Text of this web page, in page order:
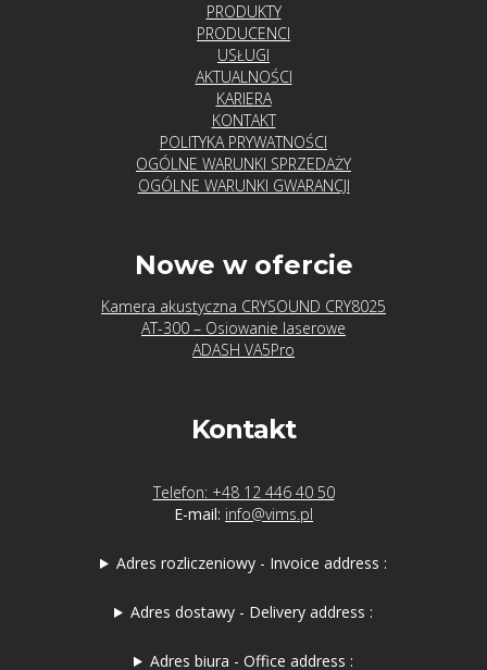
PRODUKTY
PRODUCENCI
USŁUGI
AKTUALNOŚCI
KARIERA
KONTAKT
POLITYKA PRYWATNOŚCI
OGÓLNE WARUNKI SPRZEDAŻY
OGÓLNE WARUNKI GWARANCJI
Nowe w ofercie
Kamera akustyczna CRYSOUND CRY8025
AT-300 – Osiowanie laserowe
ADASH VA5Pro
Kontakt
Telefon: +48 12 446 40 50
E-mail: info@vims.pl
Adres rozliczeniowy - Invoice address :
Adres dostawy - Delivery address :
Adres biura - Office address :